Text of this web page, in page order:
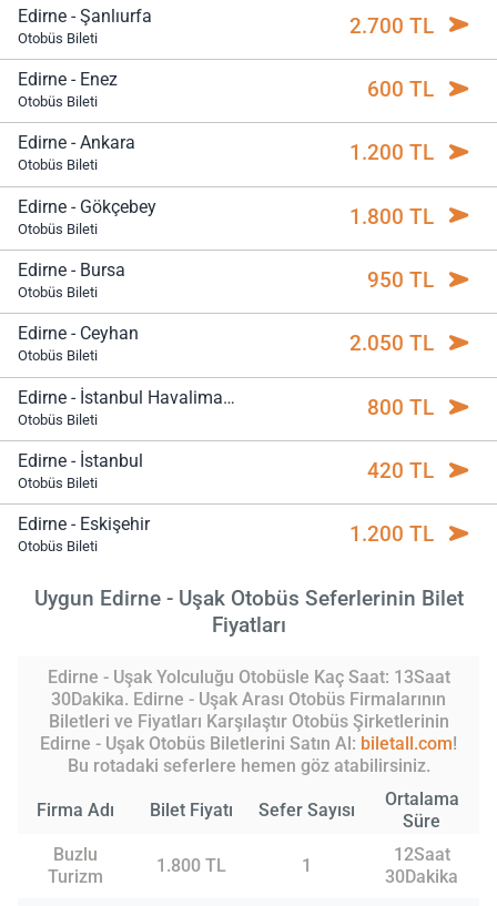
Edirne - Şanlıurfa
Otobüs Bileti 2.700 TL
Edirne - Enez
Otobüs Bileti 600 TL
Edirne - Ankara
Otobüs Bileti 1.200 TL
Edirne - Gökçebey
Otobüs Bileti 1.800 TL
Edirne - Bursa
Otobüs Bileti 950 TL
Edirne - Ceyhan
Otobüs Bileti 2.050 TL
Edirne - İstanbul Havalimanı
Otobüs Bileti 800 TL
Edirne - İstanbul
Otobüs Bileti 420 TL
Edirne - Eskişehir
Otobüs Bileti 1.200 TL
Uygun Edirne - Uşak Otobüs Seferlerinin Bilet
Fiyatları
Edirne - Uşak Yolculuğu Otobüsle Kaç Saat: 13Saat
30Dakika. Edirne - Uşak Arası Otobüs Firmalarının
Biletleri ve Fiyatları Karşılaştır Otobüs Şirketlerinin
Edirne - Uşak Otobüs Biletlerini Satın Al: biletall.com!
Bu rotadaki seferlere hemen göz atabilirsiniz.
Firma Adı Bilet Fiyatı Sefer Sayısı
Ortalama
Süre
Buzlu
Turizm
1.800 TL 1
12Saat
30Dakika